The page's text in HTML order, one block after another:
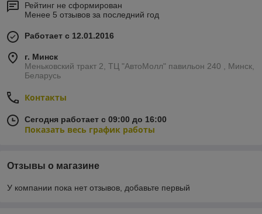
Рейтинг не сформирован
Менее 5 отзывов за последний год
Работает с 12.01.2016
г. Минск
Меньковский тракт 2, ТЦ "АвтоМолл" павильон 240 , Минск,
Беларусь
Контакты
Сегодня работает с 09:00 до 16:00
Показать весь график работы
Отзывы о магазине
У компании пока нет отзывов, добавьте первый